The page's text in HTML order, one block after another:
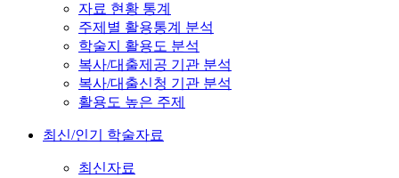
자료 현황 통계
주제별 활용통계 분석
학술지 활용도 분석
복사/대출제공 기관 분석
복사/대출신청 기관 분석
활용도 높은 주제
최신/인기 학술자료
최신자료